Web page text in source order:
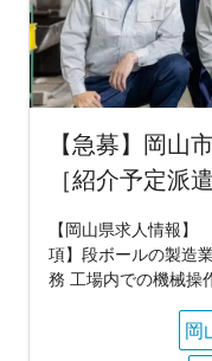
【急募】岡山
［紹介予定派
【岡山県求人情報】
項】段ボールの製造
務 工場内での機械操
岡